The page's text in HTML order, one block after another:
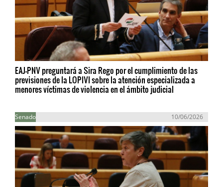
EAJ-PNV preguntará a Sira Rego por el cumplimiento de las
previsiones de la LOPIVI sobre la atención especializada a
menores víctimas de violencia en el ámbito judicial
Senado 10/06/2026